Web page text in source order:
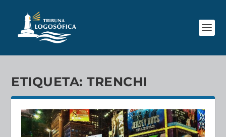
ETIQUETA:TRENCHI